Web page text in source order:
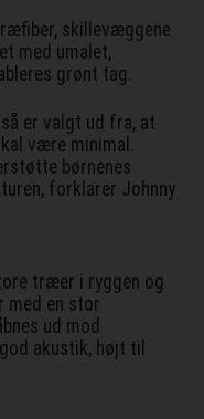
skillevæggene
med umalet,
grønt tag.
er valgt ud fra, at
være minimal.
børnenes
forklarer Johnny
træer i ryggen og
med en stor
ud mod
akustik, højt til